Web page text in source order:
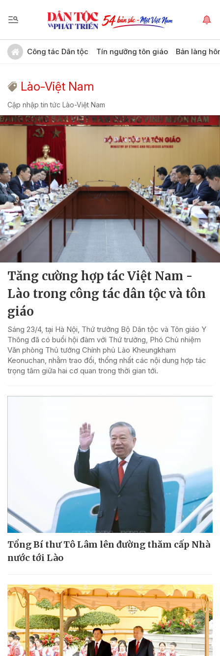
Công tác Dân tộc Tín ngưỡng tôn giáo Bản làng
Lào-Việt Nam
Cập nhập tin tức Lào-Việt Nam
Tăng cường hợp tác Việt Nam -
Lào trong công tác dân tộc và tôn
giáo
Sáng 23/4, tại Hà Nội, Thứ trưởng Bộ Dân tộc và Tôn giáo Y
Thông đã có buổi hội đàm với Thứ trưởng, Phó Chủ nhiệm
Văn phòng Thủ tướng Chính phủ Lào Kheungkham
Keonuchan, nhằm trao đổi, thống nhất các nội dung hợp tác
trọng tâm giữa hai cơ quan trong thời gian tới.
Tổng Bí thư Tô Lâm lên đường thăm cấp Nhà
nước tới Lào